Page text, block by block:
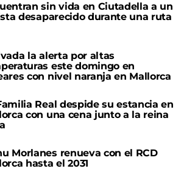
sin vida en Ciutadella a un
desaparecido durante una ruta
la alerta por altas
este domingo en
con nivel naranja en Mallorca
Real despide su estancia en
con una cena junto a la reina
Morlanes renueva con el RCD
hasta el 2031